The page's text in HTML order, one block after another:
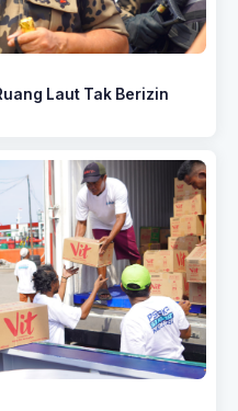
Laut Tak Berizin